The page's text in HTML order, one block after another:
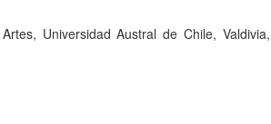
Universidad Austral de Chile, Valdivia,